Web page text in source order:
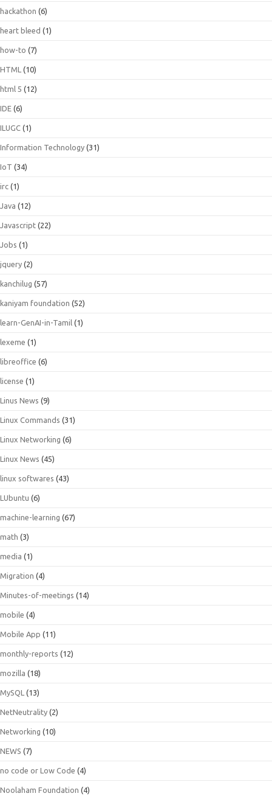
hackathon (6)
heart bleed (1)
how-to (7)
HTML (10)
html 5 (12)
IDE (6)
ILUGC (1)
Information Technology (31)
IoT (34)
irc (1)
Java (12)
Javascript (22)
Jobs (1)
jquery (2)
kanchilug (57)
kaniyam foundation (52)
learn-GenAI-in-Tamil (1)
lexeme (1)
libreoffice (6)
license (1)
Linus News (9)
Linux Commands (31)
Linux Networking (6)
Linux News (45)
linux softwares (43)
LUbuntu (6)
machine-learning (67)
math (3)
media (1)
Migration (4)
Minutes-of-meetings (14)
mobile (4)
Mobile App (11)
monthly-reports (12)
mozilla (18)
MySQL (13)
NetNeutrality (2)
Networking (10)
NEWS (7)
no code or Low Code (4)
Noolaham Foundation (4)